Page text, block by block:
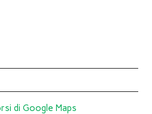
di Google Maps